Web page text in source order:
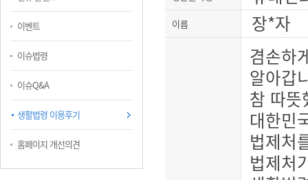
이벤트
이슈법령
이슈Q&A
생활법령 이용후기
홈페이지 개선의견
이름 장*자
겸손하
알아갑
참 따뜻
대한민
법제처
법제처